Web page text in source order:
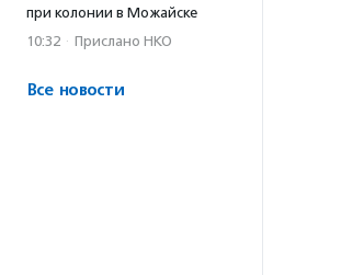
при колонии в Можайске
10:32 · Прислано НКО
Все новости